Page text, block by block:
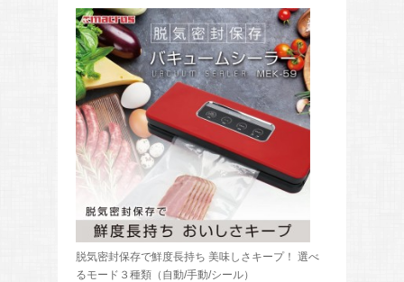
脱気密封保存で鮮度長持ち 美味しさキープ！ 選べ
るモード３種類（自動/手動/シール）